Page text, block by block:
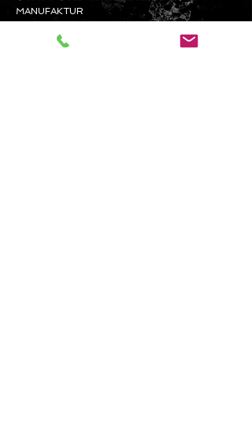
MANUFAKTUR
info@stafford-tailoring.com
+49 (0) 1573 5 60 80 70